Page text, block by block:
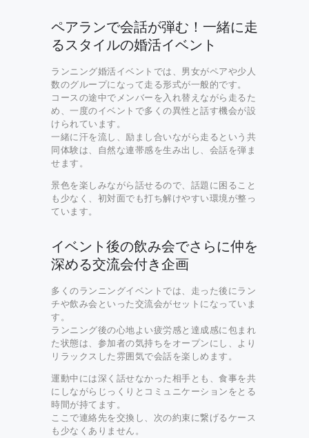
ペアランで会話が弾む！一緒に走
るスタイルの婚活イベント
ランニング婚活イベントでは、男女がペアや少人
数のグループになって走る形式が一般的です。
コースの途中でメンバーを入れ替えながら走るた
め、一度のイベントで多くの異性と話す機会が設
けられています。
一緒に汗を流し、励まし合いながら走るという共
同体験は、自然な連帯感を生み出し、会話を弾ま
せます。
景色を楽しみながら話せるので、話題に困ること
も少なく、初対面でも打ち解けやすい環境が整っ
ています。
イベント後の飲み会でさらに仲を
深める交流会付き企画
多くのランニングイベントでは、走った後にラン
チや飲み会といった交流会がセットになっていま
す。
ランニング後の心地よい疲労感と達成感に包まれ
た状態は、参加者の気持ちをオープンにし、より
リラックスした雰囲気で会話を楽しめます。
運動中には深く話せなかった相手とも、食事を共
にしながらじっくりとコミュニケーションをとる
時間が持てます。
ここで連絡先を交換し、次の約束に繋げるケース
も少なくありません。